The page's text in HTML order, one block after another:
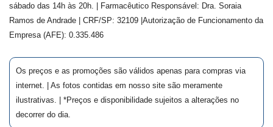
sábado das 14h às 20h. | Farmacêutico Responsável: Dra. Soraia
Ramos de Andrade
| CRF/SP: 32109 |Autorização de Funcionamento da
Empresa (AFE): 0.335.486
Os preços e as promoções são válidos apenas para compras via
internet. | As fotos contidas em nosso site são meramente
ilustrativas. | *Preços e disponibilidade sujeitos a alterações no
decorrer do dia.